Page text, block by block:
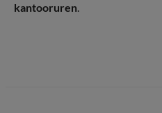
kantooruren.